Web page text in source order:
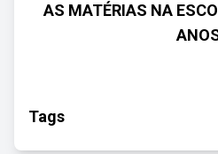
AS MATÉRIAS NA
Tags